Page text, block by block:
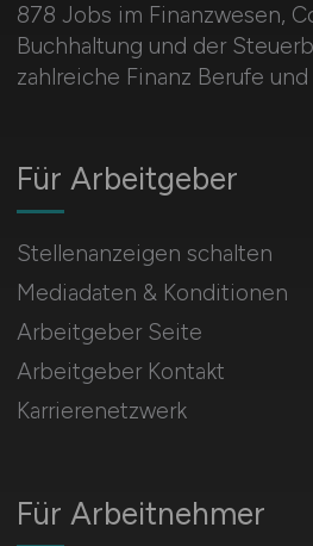
878 Jobs im Finanzwesen,
Buchhaltung und der
zahlreiche Finanz Berufe
Für Arbeitnehmer
Für Arbeitgeber
Stellenanzeigen schalten
Mediadaten & Konditionen
Arbeitgeber Seite
Arbeitgeber Kontakt
Karrierenetzwerk